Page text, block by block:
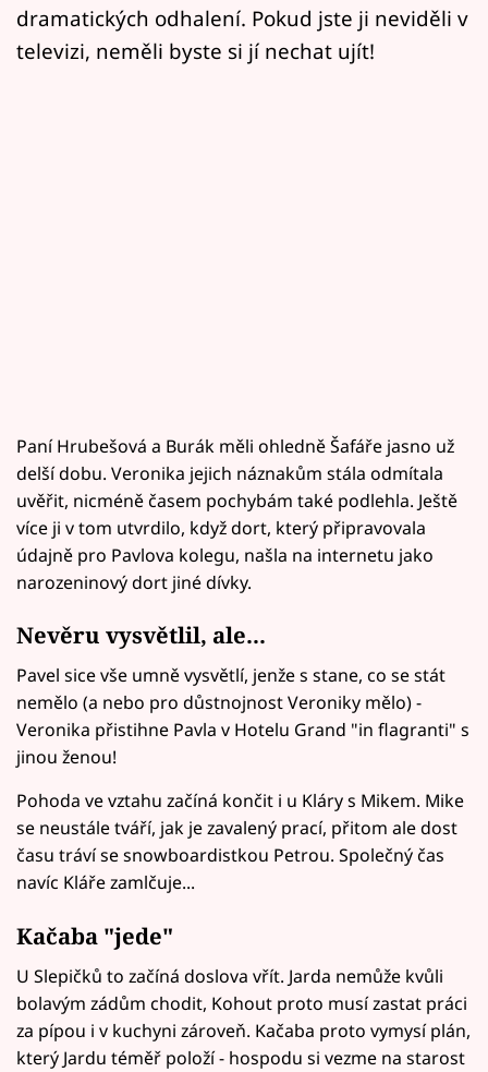
Přihlášení
dramatických odhalení. Pokud jste ji neviděli v
televizi, neměli byste si jí nechat ujít!
Paní Hrubešová a Burák měli ohledně Šafáře jasno už
delší dobu. Veronika jejich náznakům stála odmítala
uvěřit, nicméně časem pochybám také podlehla. Ještě
více ji v tom utvrdilo, když dort, který připravovala
údajně pro Pavlova kolegu, našla na internetu jako
narozeninový dort jiné dívky.
Nevěru vysvětlil, ale...
Pavel sice vše umně vysvětlí, jenže s stane, co se stát
nemělo (a nebo pro důstnojnost Veroniky mělo) -
Veronika přistihne Pavla v Hotelu Grand "in flagranti" s
jinou ženou!
Pohoda ve vztahu začíná končit i u Kláry s Mikem. Mike
se neustále tváří, jak je zavalený prací, přitom ale dost
času tráví se snowboardistkou Petrou. Společný čas
navíc Kláře zamlčuje...
Kačaba "jede"
U Slepičků to začíná doslova vřít. Jarda nemůže kvůli
bolavým zádům chodit, Kohout proto musí zastat práci
za pípou i v kuchyni zároveň. Kačaba proto vymysí plán,
který Jardu téměř položí - hospodu si vezme na starost